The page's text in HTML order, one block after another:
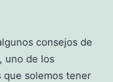
consejos de
uno de los
que solemos tener